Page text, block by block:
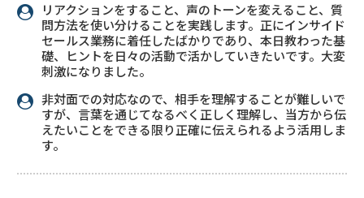
リアクションをすること、声のトーンを変えること、質
問方法を使い分けることを実践します。正にインサイド
セールス業務に着任したばかりであり、本日教わった基
礎、ヒントを日々の活動で活かしていきたいです。大変
刺激になりました。
非対面での対応なので、相手を理解することが難しいで
すが、言葉を通じてなるべく正しく理解し、当方から伝
えたいことをできる限り正確に伝えられるよう活用しま
す。